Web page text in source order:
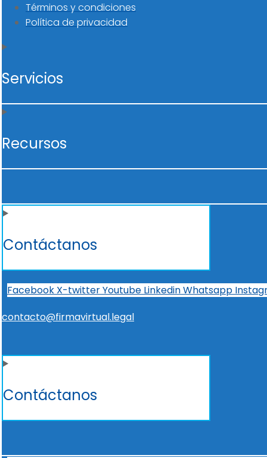
Términos y condiciones
Política de privacidad
Servicios
Recursos
Contáctanos
Facebook X-twitterYoutube LinkedinWhatsapp
contacto@firmavirtual.legal
Contáctanos